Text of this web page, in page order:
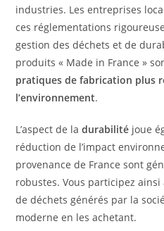
industries. Les entreprises
ces réglementations
gestion des déchets et de
produits « Made in France »
pratiques de fabrication plus
l’environnement.
L’aspect de ladurabilité joue
réduction de l’impact
provenance de France sont
robustes. Vous participez
de déchets générés par la
moderne en les achetant.